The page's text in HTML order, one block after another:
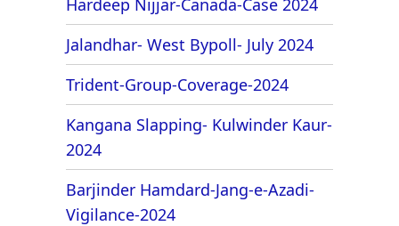
Jalandhar- West Bypoll- July 2024
Trident-Group-Coverage-2024
Kangana Slapping- Kulwinder Kaur-
2024
Barjinder Hamdard-Jang-e-Azadi-
Vigilance-2024